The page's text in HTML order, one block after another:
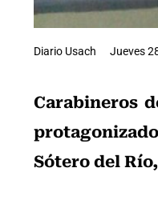
Diario Usach Jueves
Carabineros
Sótero del